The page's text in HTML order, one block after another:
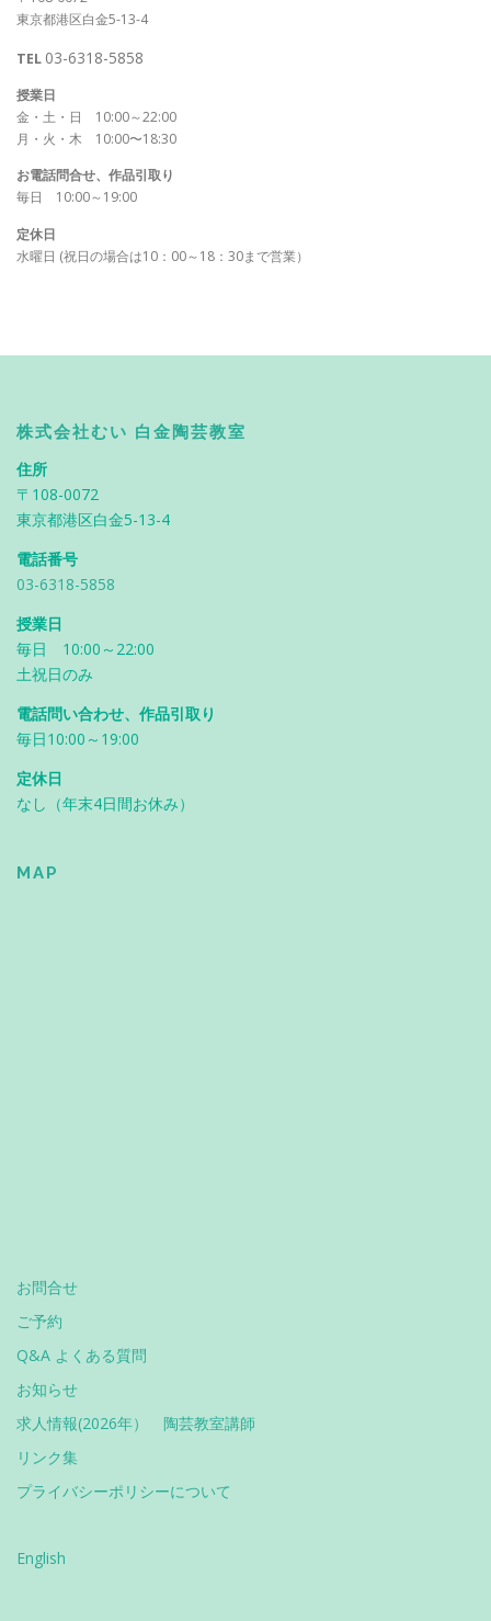
東京都港区白金5-13-4
TEL 03-6318-5858
授業日
金・土・日 10:00～22:00
月・火・木 10:00〜18:30
お電話問合せ、作品引取り
毎日 10:00～19:00
定休日
水曜日 (祝日の場合は10：00～18：30まで営業）
株式会社むい 白金陶芸教室
住所
〒108-0072
東京都港区白金5-13-4
電話番号
03-6318-5858
授業日
毎日 10:00～22:00
土祝日のみ
電話問い合わせ、作品引取り
毎日10:00～19:00
定休日
なし（年末4日間お休み）
MAP
お問合せ
ご予約
Q&A よくある質問
お知らせ
求人情報(2026年） 陶芸教室講師
リンク集
プライバシーポリシーについて
English